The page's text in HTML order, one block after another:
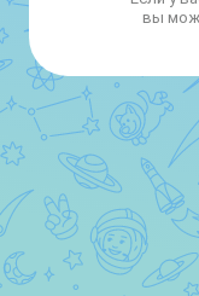
Желаем
С
вы